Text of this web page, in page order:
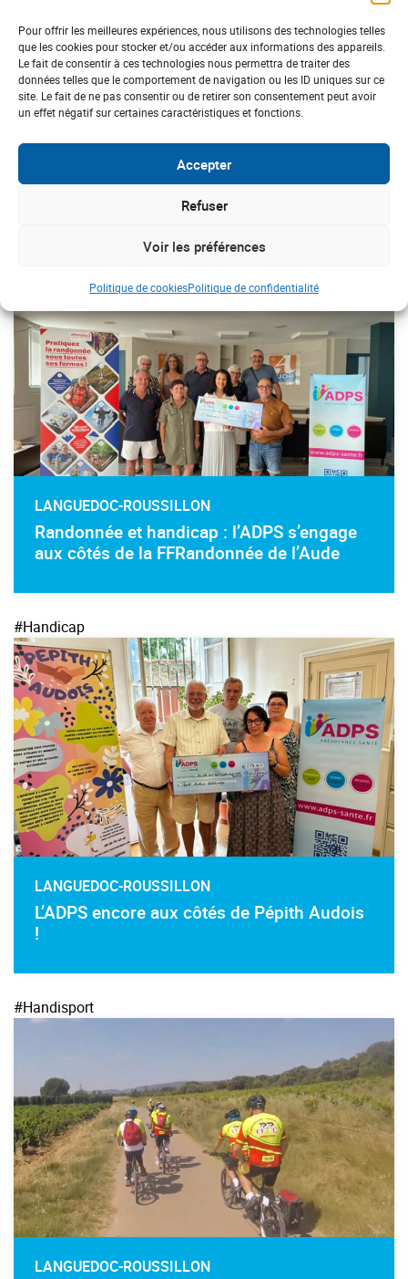
Pour offrir les meilleures expériences, nous utilisons des technologies telles
que les cookies pour stocker et/ou accéder aux informations des appareils.
Le fait de consentir à ces technologies nous permettra de traiter des
données telles que le comportement de navigation ou les ID uniques sur ce
site. Le fait de ne pas consentir ou de retirer son consentement peut avoir
un effet négatif sur certaines caractéristiques et fonctions.
Accepter
Refuser
Voir les préférences
Politique de cookiesPolitique de confidentialité
particulièrement Monsieur Pierre Ferté, PDG d’Intermarché
Lézignan-Corbières, sans qui rien n’aurait été possible.
30/06/2020
DERNIÈRES ACTUS
LANGUEDOC-ROUSSILLON
LANGUEDOC-ROUSSILLON
Randonnée et handicap : l’ADPS s’engage
aux côtés de la FFRandonnée de l’Aude
#Handicap
LANGUEDOC-ROUSSILLON
L’ADPS encore aux côtés de Pépith Audois
!
#Handisport
LANGUEDOC-ROUSSILLON